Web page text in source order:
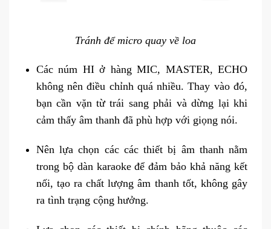
Tránh để micro quay về loa
Các núm HI ở hàng MIC, MASTER, ECHO
không nên điều chỉnh quá nhiều. Thay vào đó,
bạn cần vặn từ trái sang phải và dừng lại khi
cảm thấy âm thanh đã phù hợp với giọng nói.
Nên lựa chọn các các thiết bị âm thanh nằm
trong bộ dàn karaoke để đảm bảo khả năng kết
nối, tạo ra chất lượng âm thanh tốt, không gây
ra tình trạng cộng hưởng.